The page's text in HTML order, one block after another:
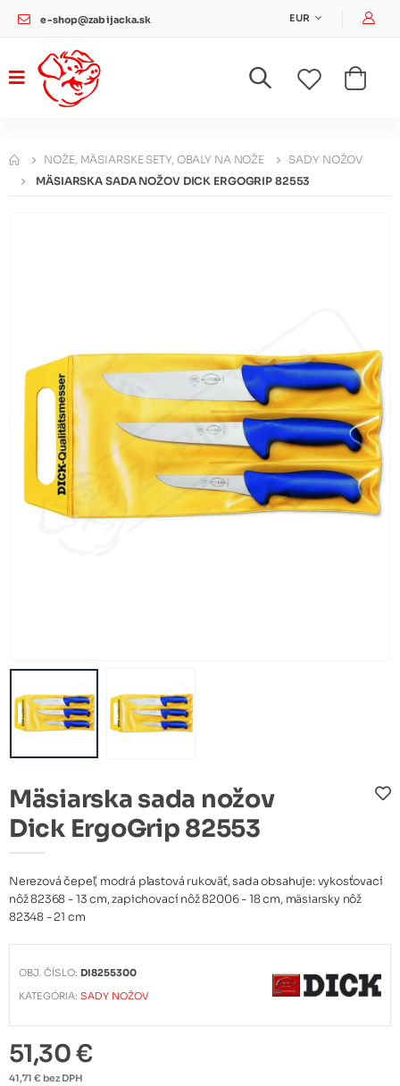
e-shop@zabijacka.sk EUR
NOŽE, MÄSIARSKE SETY, OBALY NA NOŽE
SADY NOŽOV
MÄSIARSKA SADA NOŽOV DICK ERGOGRIP 82553
Mäsiarska sada nožov
Dick ErgoGrip 82553
Nerezová čepeľ, modrá plastová rukoväť, sada obsahuje: vykosťovací
nôž 82368 - 13 cm, zapichovací nôž 82006 - 18 cm, mäsiarsky nôž
82348 - 21 cm
OBJ. ČÍSLO: DI8255300
KATEGÓRIA:SADY NOŽOV
51,30 €
41,71 € bez DPH